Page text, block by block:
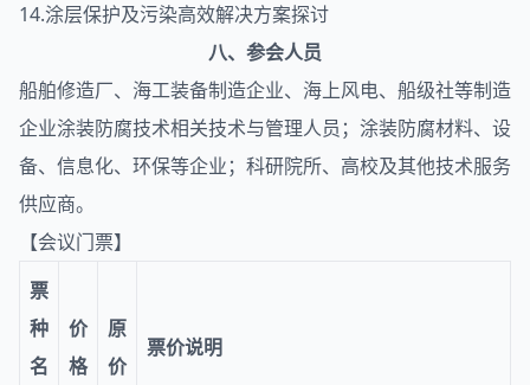
14.涂层保护及污染高效解决方案探讨
八、参会人员
船舶修造厂、海工装备制造企业、海上风电、船级社等制造
企业涂装防腐技术相关技术与管理人员；涂装防腐材料、设
备、信息化、环保等企业；科研院所、高校及其他技术服务
供应商。
【会议门票】
票
种
名
价
格
原
价
票价说明